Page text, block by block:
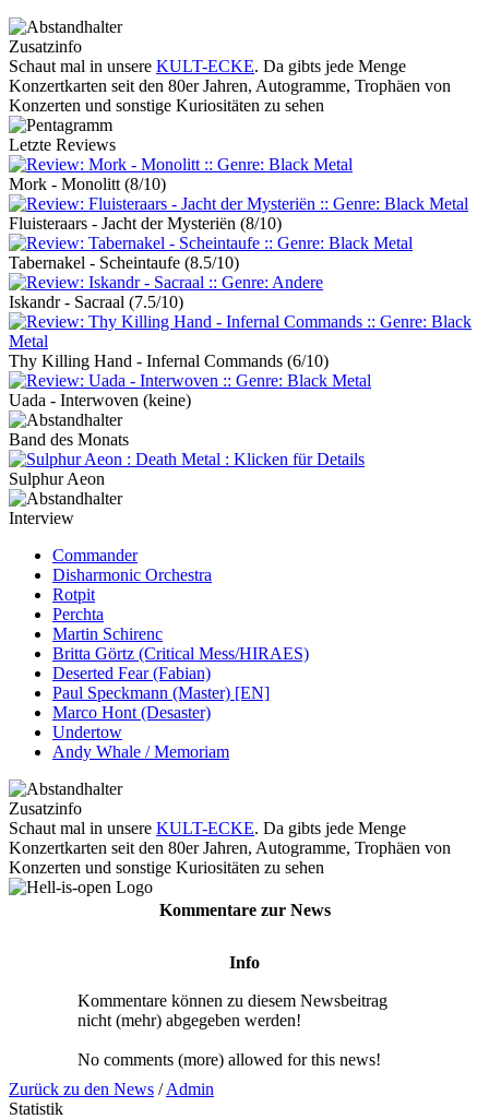
Zusatzinfo
Schaut mal in unsere KULT-ECKE. Da gibts jede Menge
Konzertkarten seit den 80er Jahren, Autogramme, Trophäen von
Konzerten und sonstige Kuriositäten zu sehen
Letzte Reviews
Mork - Monolitt (8/10)
Fluisteraars - Jacht der Mysteriën (8/10)
Tabernakel - Scheintaufe (8.5/10)
Iskandr - Sacraal (7.5/10)
Thy Killing Hand - Infernal Commands (6/10)
Uada - Interwoven (keine)
Band des Monats
Sulphur Aeon
Interview
Commander
Disharmonic Orchestra
Rotpit
Perchta
Martin Schirenc
Britta Görtz (Critical Mess/HIRAES)
Deserted Fear (Fabian)
Paul Speckmann (Master) [EN]
Marco Hont (Desaster)
Undertow
Andy Whale / Memoriam
Zusatzinfo
Schaut mal in unsere KULT-ECKE. Da gibts jede Menge
Konzertkarten seit den 80er Jahren, Autogramme, Trophäen von
Konzerten und sonstige Kuriositäten zu sehen
Kommentare zur News
Info
Kommentare können zu diesem Newsbeitrag
nicht (mehr) abgegeben werden!
No comments (more) allowed for this news!
Zurück zu den News /Admin
Statistik